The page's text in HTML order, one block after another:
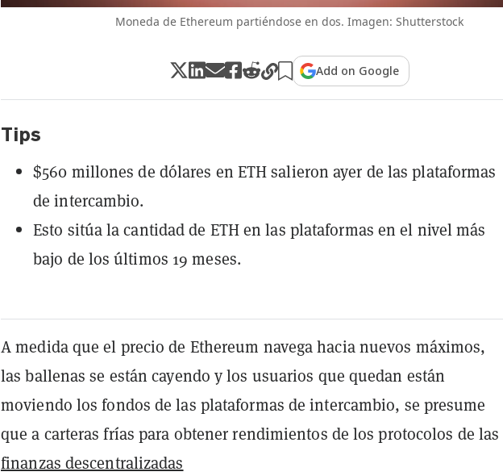
Moneda de Ethereum partiéndose en dos. Imagen: Shutterstock
Add on Google
Tips
$560 millones de dólares en ETH salieron ayer de las plataformas
de intercambio.
Esto sitúa la cantidad de ETH en las plataformas en el nivel más
bajo de los últimos 19 meses.
A medida que el precio de Ethereum navega hacia nuevos máximos,
las ballenas se están cayendo y los usuarios que quedan están
moviendo los fondos de las plataformas de intercambio, se presume
que a carteras frías para obtener rendimientos de los protocolos de las
finanzas descentralizadas